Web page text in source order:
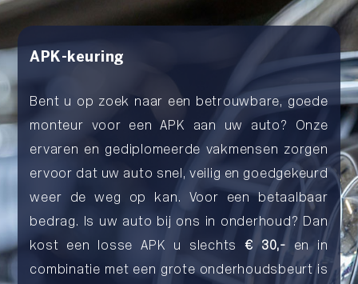
APK-keuring
Bent u op zoek naar een betrouwbare, goede
monteur voor een APK aan uw auto? Onze
ervaren en gediplomeerde vakmensen zorgen
ervoor dat uw auto snel, veilig en goedgekeurd
weer de weg op kan. Voor een betaalbaar
bedrag. Is uw auto bij ons in onderhoud? Dan
kost een losse APK u slechts€ 30,- en in
combinatie met een grote onderhoudsbeurt is